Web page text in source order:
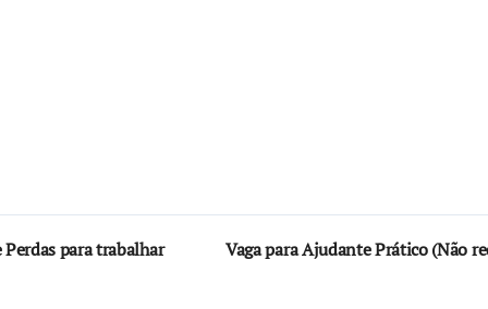
para trabalhar
Vaga para Ajudante Prático (Não